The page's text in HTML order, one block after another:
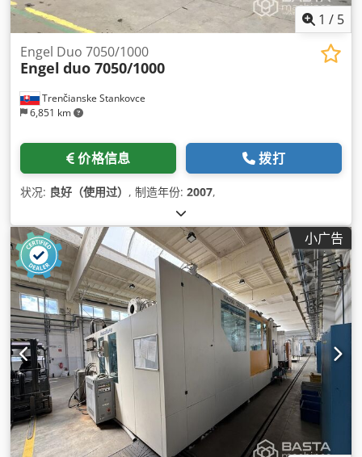
1 / 5
Trenčianske Stankovce
6,851 km
Engel Duo 7050/1000
Engel duo 7050/1000
价格信息 拨打
状况: 良好（使用过） , 制造年份: 2007,
小广告